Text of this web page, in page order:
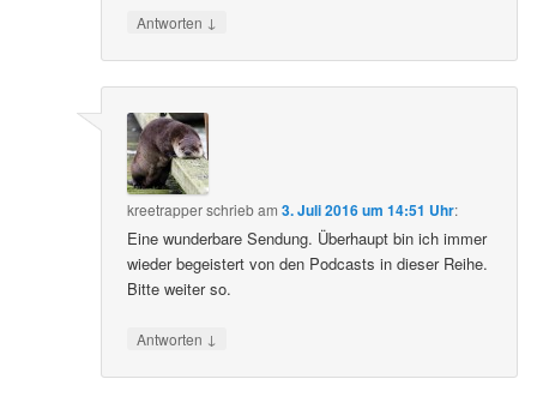
Antworten ↓
kreetrapperschriebam3. Juli 2016 um 14:51 Uhr:
Eine wunderbare Sendung. Überhaupt bin ich immer
wieder begeistert von den Podcasts in dieser Reihe.
Bitte weiter so.
Antworten ↓